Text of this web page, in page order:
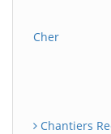
Cher
Chantiers